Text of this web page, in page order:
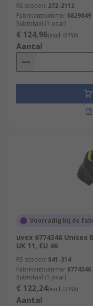
RS-stocknr. 272-2112
Fabrikantnummer 6829849
Subtotaal (1 paar)
€ 124,96(excl. BTW)
Aantal
Voorradig bij de
uvex 6774346 Unisex
UK 11, EU 46
RS-stocknr. 841-314
Fabrikantnummer 6774346
Subtotaal (1 paar)
€ 122,24(excl. BTW)
Aantal